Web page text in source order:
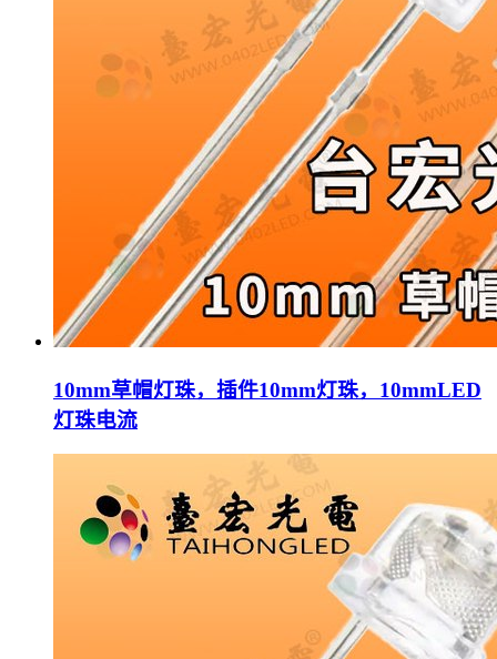
10mm草帽灯珠，插件10mm灯珠，10mmLED
灯珠电流